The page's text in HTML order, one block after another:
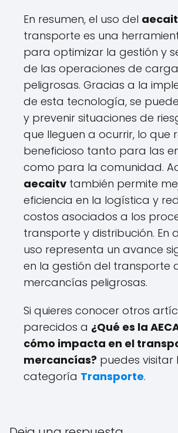
En resumen, el uso del
transporte es una
para optimizar la gestión y
de las operaciones de
peligrosas. Gracias a la
de esta tecnología, se
y prevenir situaciones de
que lleguen a ocurrir, lo que
beneficioso tanto para las
como para la comunidad.
aecaitv también permite
eficiencia en la logística y
costos asociados a los
transporte y distribución. En
uso representa un avance
en la gestión del transporte
mercancías peligrosas.
Si quieres conocer otros
parecidos a ¿Qué es la
cómo impacta en el
mercancías? puedes visitar
categoría Transporte.